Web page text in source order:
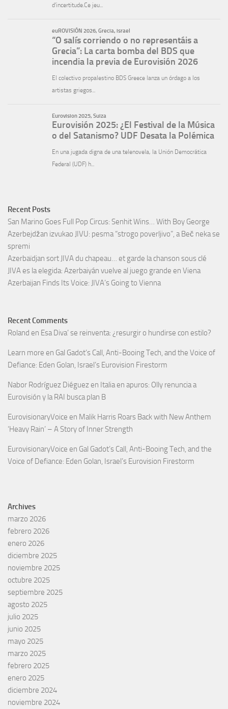
Recent Posts
San Marino Goes Full Pop Circus: Senhit Wins… With Boy George
Azerbejdžan izvukao JIVU: pesma “strogo poverljivo”, a Beč neka se
spremi
Azerbaïdjan sort JIVA du chapeau… et garde la chanson sous clé
JIVA es la elegida: Azerbaiyán vuelve al juego grande en Viena
Azerbaijan Finds Its Voice: JIVA’s Going to Vienna
Recent Comments
Roland en Esa Diva’ se reinventa: ¿resurgir o hundirse con estilo?
Learn more en Gal Gadot’s Call, Anti-Booing Tech, and the Voice of
Defiance: Eden Golan, Israel’s Eurovision Firestorm
Nabor Rodríguez Diéguez en Italia en apuros: Olly renuncia a
Eurovisión y la RAI busca plan B
EurovisionaryVoice en Malik Harris Roars Back with New Anthem
‘Heavy Rain’ – A Story of Inner Strength
EurovisionaryVoice en Gal Gadot’s Call, Anti-Booing Tech, and the
Voice of Defiance: Eden Golan, Israel’s Eurovision Firestorm
Archives
marzo 2026
febrero 2026
enero 2026
diciembre 2025
noviembre 2025
octubre 2025
septiembre 2025
agosto 2025
julio 2025
junio 2025
mayo 2025
marzo 2025
febrero 2025
enero 2025
diciembre 2024
noviembre 2024